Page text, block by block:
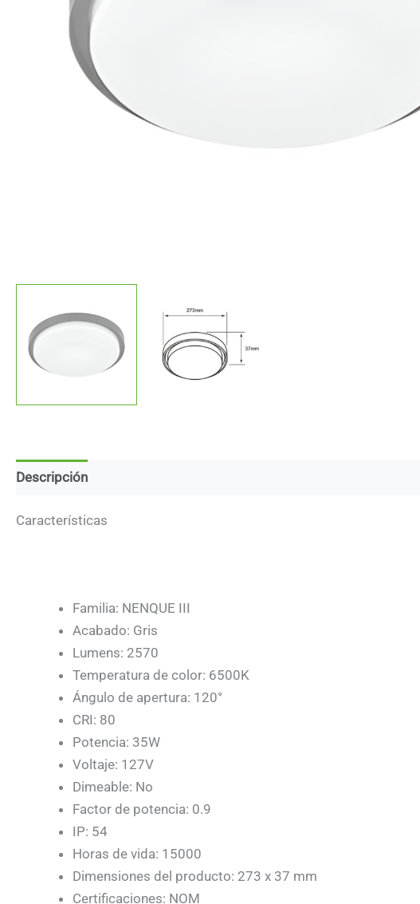
Descripción
Características
Familia: NENQUE III
Acabado: Gris
Lumens: 2570
Temperatura de color: 6500K
Ángulo de apertura: 120°
CRI: 80
Potencia: 35W
Voltaje: 127V
Dimeable: No
Factor de potencia: 0.9
IP: 54
Horas de vida: 15000
Dimensiones del producto: 273 x 37 mm
Certificaciones: NOM